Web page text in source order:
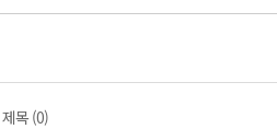
제목 (0)